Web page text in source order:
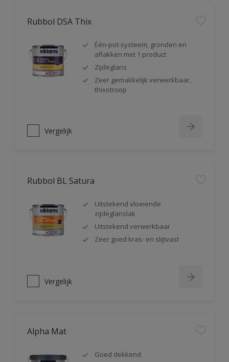
Rubbol DSA Thix
Één-pot-systeem; gronden en
aflakken met 1 product
Zijdeglans
Zeer gemakkelijk verwerkbaar,
thixotroop
Vergelijk
Rubbol BL Satura
Uitstekend vloeiende
zijdeglanslak
Uitstekend verwerkbaar
Zeer goed kras- en slijtvast
Vergelijk
Alpha Mat
Goed dekkend